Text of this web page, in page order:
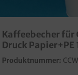
Kaffeebecher für
Druck
Produktnummer: